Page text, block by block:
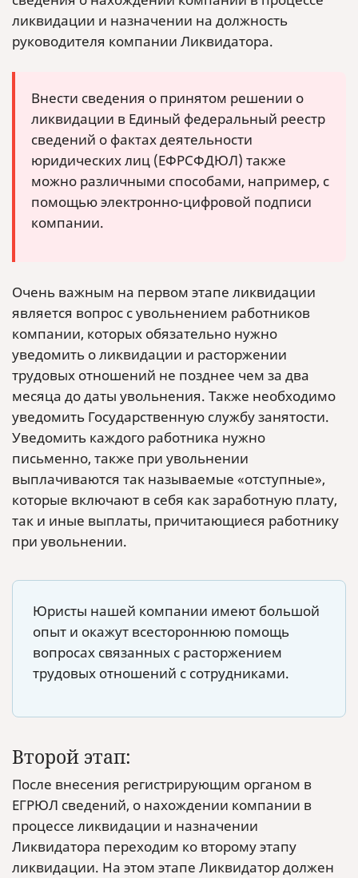
ликвидации и назначении на должность
руководителя компании Ликвидатора.
Внести сведения о принятом решении о
ликвидации в Единый федеральный реестр
сведений о фактах деятельности
юридических лиц (ЕФРСФДЮЛ) также
можно различными способами, например, с
помощью электронно-цифровой подписи
компании.
Очень важным на первом этапе ликвидации
является вопрос с увольнением работников
компании, которых обязательно нужно
уведомить о ликвидации и расторжении
трудовых отношений не позднее чем за два
месяца до даты увольнения. Также необходимо
уведомить Государственную службу занятости.
Уведомить каждого работника нужно
письменно, также при увольнении
выплачиваются так называемые «отступные»,
которые включают в себя как заработную плату,
так и иные выплаты, причитающиеся работнику
при увольнении.
Юристы нашей компании имеют большой
опыт и окажут всестороннюю помощь
вопросах связанных с расторжением
трудовых отношений с сотрудниками.
Второй этап:
После внесения регистрирующим органом в
ЕГРЮЛ сведений, о нахождении компании в
процессе ликвидации и назначении
Ликвидатора переходим ко второму этапу
ликвидации. На этом этапе Ликвидатор должен